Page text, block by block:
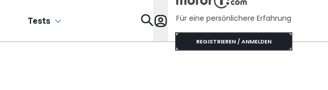
Tests Specials
Für eine persönlichere Erfahrung
REGISTRIEREN / ANMELDEN